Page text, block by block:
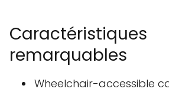
Caractéristiques
remarquables
Wheelchair-accessible